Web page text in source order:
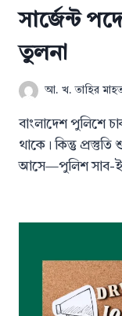
সার্জেন্ট
তুলনা
আ. খ. তাহির
বাংলাদেশ পুলিশে
থাকে। কিন্তু
আসে—পুলিশ সাব-